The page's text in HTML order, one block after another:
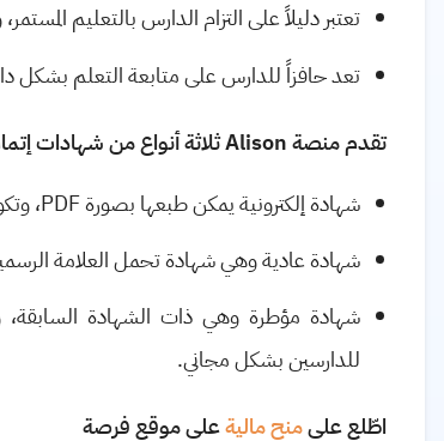
تعتبر دليلاً على التزام الدارس بالتعليم
تعد حافزاً للدارس على متابعة التعلم بشكل
تقدم منصةAlisonثلاثة أنواع من شهادات
شهادة إلكترونية يمكن طبعها بصورةPDF،
شهادة عادية وهي شهادة تحمل العلامة
شهادة مؤطرة وهي ذات الشهادة
للدارسين بشكل مجاني.
اطّلع علىمنح ماليةعلى موقع فرصة